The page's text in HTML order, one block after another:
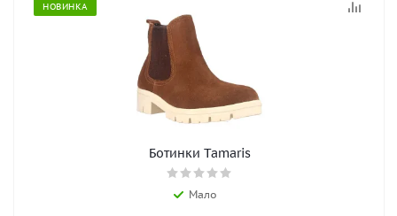
НОВИНКА
Ботинки Tamaris
Мало